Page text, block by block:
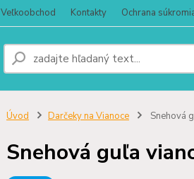
Veľkoobchod Kontakty Ochrana
Úvod Darčeky na Vianoce Snehová
Snehová guľa